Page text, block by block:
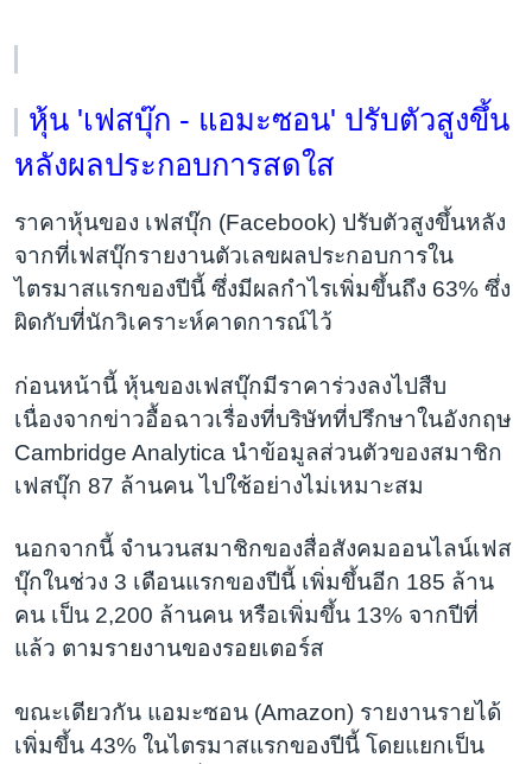
หุ้น 'เฟสบุ๊ก - แอมะซอน' ปรับตัวสูงขึ้น
หลังผลประกอบการสดใส
ราคาหุ้นของ เฟสบุ๊ก (Facebook) ปรับตัวสูงขึ้นหลัง
จากที่เฟสบุ๊กรายงานตัวเลขผลประกอบการใน
ไตรมาสแรกของปีนี้ ซึ่งมีผลกำไรเพิ่มขึ้นถึง 63% ซึ่ง
ผิดกับที่นักวิเคราะห์คาดการณ์ไว้
ก่อนหน้านี้ หุ้นของเฟสบุ๊กมีราคาร่วงลงไปสืบ
เนื่องจากข่าวอื้อฉาวเรื่องที่บริษัทที่ปรึกษาในอังกฤษ
Cambridge Analytica นำข้อมูลส่วนตัวของสมาชิก
เฟสบุ๊ก 87 ล้านคน ไปใช้อย่างไม่เหมาะสม
นอกจากนี้ จำนวนสมาชิกของสื่อสังคมออนไลน์เฟส
บุ๊กในช่วง 3 เดือนแรกของปีนี้ เพิ่มขึ้นอีก 185 ล้าน
คน เป็น 2,200 ล้านคน หรือเพิ่มขึ้น 13% จากปีที่
แล้ว ตามรายงานของรอยเตอร์ส
ขณะเดียวกัน แอมะซอน (Amazon) รายงานรายได้
เพิ่มขึ้น 43% ในไตรมาสแรกของปีนี้ โดยแยกเป็น